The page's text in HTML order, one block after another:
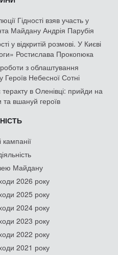
Гідності взяв участь у
Майдану Андрія Парубія
у відкритій розмові. У Києві
Ростислава Прокопюка
роботи з облаштування
Героїв Небесної Сотні
в Оленівці: прийди на
та вшануй героїв
кампанії
Майдану
2026 року
2025 року
2024 року
2023 року
2022 року
2021 року